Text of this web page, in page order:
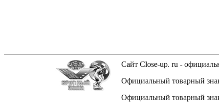
Сайт Close-up. ru -
Официальный товарный
Официальный товарный